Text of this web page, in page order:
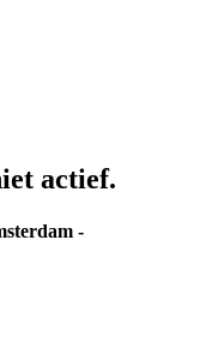
actief.
-